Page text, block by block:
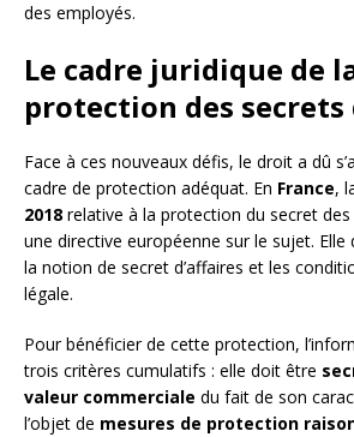
des employés.
Le cadre juridique de
protection des secrets
Face à ces nouveaux défis, le droit a dû
cadre de protection adéquat. En France,
2018 relative à la protection du secret
une directive européenne sur le sujet.
la notion de secret d’affaires et les
légale.
Pour bénéficier de cette protection,
trois critères cumulatifs : elle doit être
valeur commerciale du fait de son
l’objet de mesures de protection